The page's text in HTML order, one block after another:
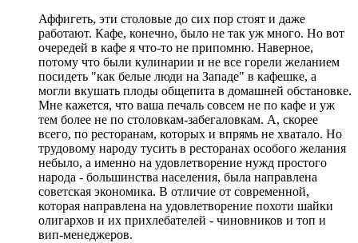
Аффигеть, эти столовые до сих пор стоят и даже
работают. Кафе, конечно, было не так уж много. Но вот
очередей в кафе я что-то не припомню. Наверное,
потому что были кулинарии и не все горели желанием
посидеть "как белые люди на Западе" в кафешке, а
могли вкушать плоды общепита в домашней обстановке.
Мне кажется, что ваша печаль совсем не по кафе и уж
тем более не по столовкам-забегаловкам. А, скорее
всего, по ресторанам, которых и впрямь не хватало. Но
трудовому народу тусить в ресторанах особого желания
небыло, а именно на удовлетворение нужд простого
народа - большинства населения, была направлена
советская экономика. В отличие от современной,
которая направлена на удовлетворение похоти шайки
олигархов и их прихлебателей - чиновников и топ и
вип-менеджеров.